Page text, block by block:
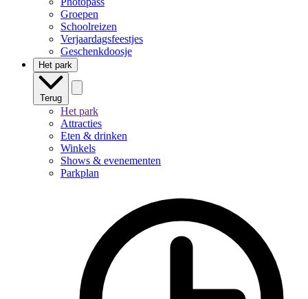
Groepen
Schoolreizen
Verjaardagsfeestjes
Geschenkdoosje
Het park
Terug
Het park
Attracties
Eten & drinken
Winkels
Shows & evenementen
Parkplan